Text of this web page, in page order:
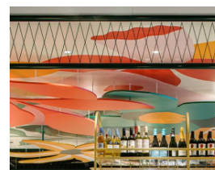
Spuitwerk
Technologie
Audio/Video
Thuisbioscoop
Domotica
Mirror TV